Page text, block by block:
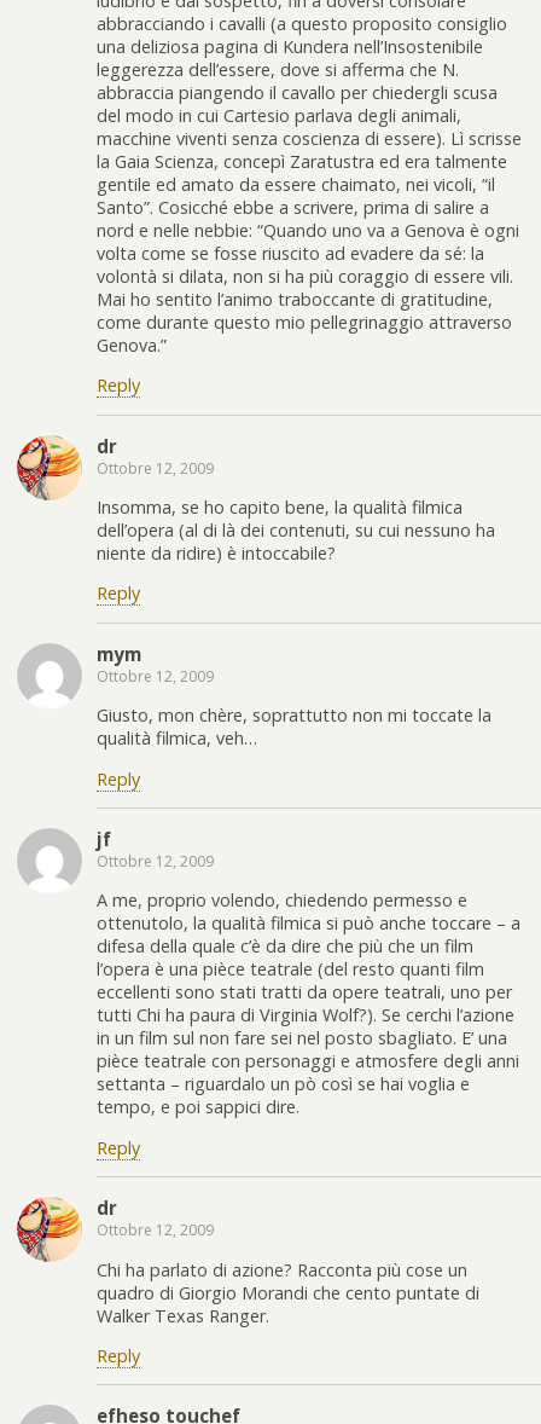
abbracciando i cavalli (a questo proposito consiglio
una deliziosa pagina di Kundera nell’Insostenibile
leggerezza dell’essere, dove si afferma che N.
abbraccia piangendo il cavallo per chiedergli scusa
del modo in cui Cartesio parlava degli animali,
macchine viventi senza coscienza di essere). Lì scrisse
la Gaia Scienza, concepì Zaratustra ed era talmente
gentile ed amato da essere chaimato, nei vicoli, “il
Santo”. Cosicché ebbe a scrivere, prima di salire a
nord e nelle nebbie: “Quando uno va a Genova è ogni
volta come se fosse riuscito ad evadere da sé: la
volontà si dilata, non si ha più coraggio di essere vili.
Mai ho sentito l’animo traboccante di gratitudine,
come durante questo mio pellegrinaggio attraverso
Genova.”
Reply
dr
Ottobre 12, 2009
Insomma, se ho capito bene, la qualità filmica
dell’opera (al di là dei contenuti, su cui nessuno ha
niente da ridire) è intoccabile?
Reply
mym
Ottobre 12, 2009
Giusto, mon chère, soprattutto non mi toccate la
qualità filmica, veh…
Reply
jf
Ottobre 12, 2009
A me, proprio volendo, chiedendo permesso e
ottenutolo, la qualità filmica si può anche toccare – a
difesa della quale c’è da dire che più che un film
l’opera è una pièce teatrale (del resto quanti film
eccellenti sono stati tratti da opere teatrali, uno per
tutti Chi ha paura di Virginia Wolf?). Se cerchi l’azione
in un film sul non fare sei nel posto sbagliato. E’ una
pièce teatrale con personaggi e atmosfere degli anni
settanta – riguardalo un pò così se hai voglia e
tempo, e poi sappici dire.
Reply
dr
Ottobre 12, 2009
Chi ha parlato di azione? Racconta più cose un
quadro di Giorgio Morandi che cento puntate di
Walker Texas Ranger.
Reply
efheso touchef